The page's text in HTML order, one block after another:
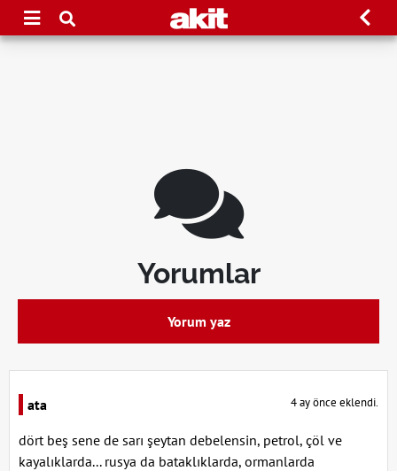
Yorumlar
Yorum yaz
ata 4 ay önce eklendi.
dört beş sene de sarı şeytan debelensin, petrol, çöl ve
kayalıklarda... rusya da bataklıklarda, ormanlarda